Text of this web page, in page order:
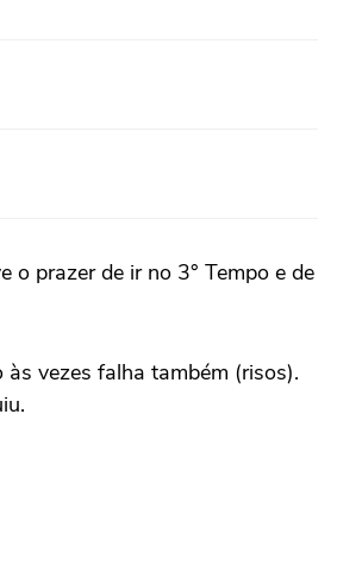
o prazer de ir no 3° Tempo e de
vezes falha também (risos).